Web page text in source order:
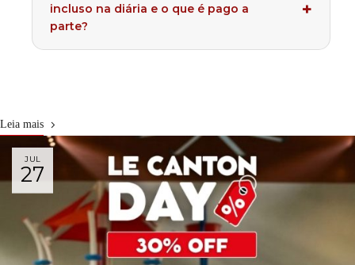
incluso na diária e o que é pago a
parte?
Leia mais
JUL
27